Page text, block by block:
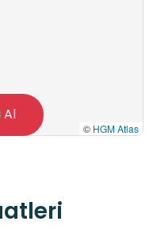
© HGM Atlas
Al